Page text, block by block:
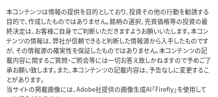
本コンテンツは情報の提供を目的としており、投資その他の行動を勧誘する
目的で、作成したものではありません。銘柄の選択、売買価格等の投資の最
終決定は、お客様ご自身でご判断いただきますようお願いいたします。本コン
テンツの情報は、弊社が信頼できると判断した情報源から入手したものです
が、その情報源の確実性を保証したものではありません。本コンテンツの記
載内容に関するご質問・ご照会等には一切お答え致しかねますので予めご了
承お願い致します。また、本コンテンツの記載内容は、予告なしに変更するこ
とがあります。
当サイトの掲載画像には、Adobe社提供の画像生成AI「Firefly」を使用して